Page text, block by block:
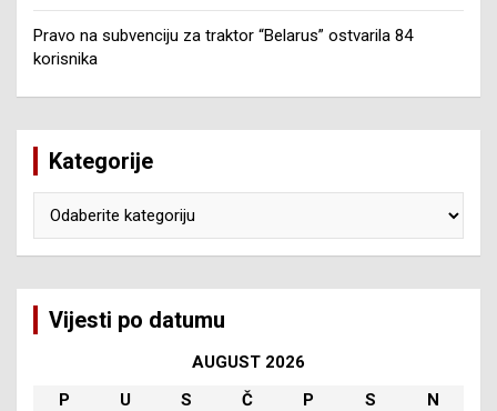
Pravo na subvenciju za traktor “Belarus” ostvarila 84
korisnika
Kategorije
Vijesti po datumu
AUGUST 2026
P
U S Č P S
N